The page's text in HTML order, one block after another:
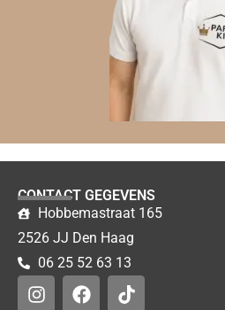
CONTACT GEGEVENS
Hobbemastraat 165
2526 JJ Den Haag
06 25 52 63 13